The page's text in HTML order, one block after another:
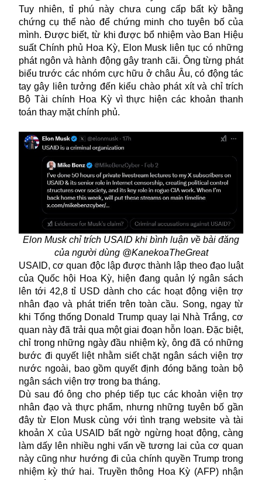
Tuy nhiên, tỉ phú này chưa cung cấp bất kỳ bằng
chứng cụ thể nào để chứng minh cho tuyên bố của
mình. Được biết, từ khi được bổ nhiệm vào Ban Hiệu
suất Chính phủ Hoa Kỳ, Elon Musk liên tục có những
phát ngôn và hành động gây tranh cãi. Ông từng phát
biểu trước các nhóm cực hữu ở châu Âu, có động tác
tay gây liên tưởng đến kiểu chào phát xít và chỉ trích
Bộ Tài chính Hoa Kỳ vì thực hiện các khoản thanh
toán thay mặt chính phủ.
Elon Musk chỉ trích USAID khi bình luận về bài đăng
của người dùng @KanekoaTheGreat
USAID, cơ quan độc lập được thành lập theo đạo luật
của Quốc hội Hoa Kỳ, hiện đang quản lý ngân sách
lên tới 42,8 tỉ USD dành cho các hoạt động viện trợ
nhân đạo và phát triển trên toàn cầu. Song, ngay từ
khi Tổng thống Donald Trump quay lại Nhà Trắng, cơ
quan này đã trải qua một giai đoạn hỗn loạn. Đặc biệt,
chỉ trong những ngày đầu nhiệm kỳ, ông đã có những
bước đi quyết liệt nhằm siết chặt ngân sách viện trợ
nước ngoài, bao gồm quyết định đóng băng toàn bộ
ngân sách viện trợ trong ba tháng.
Dù sau đó ông cho phép tiếp tục các khoản viện trợ
nhân đạo và thực phẩm, nhưng những tuyên bố gần
đây từ Elon Musk cùng với tình trạng website và tài
khoản X của USAID bất ngờ ngừng hoạt động, càng
làm dấy lên nhiều nghi vấn về tương lai của cơ quan
này cũng như hướng đi của chính quyền Trump trong
nhiệm kỳ thứ hai. Truyền thông Hoa Kỳ (AFP) nhận